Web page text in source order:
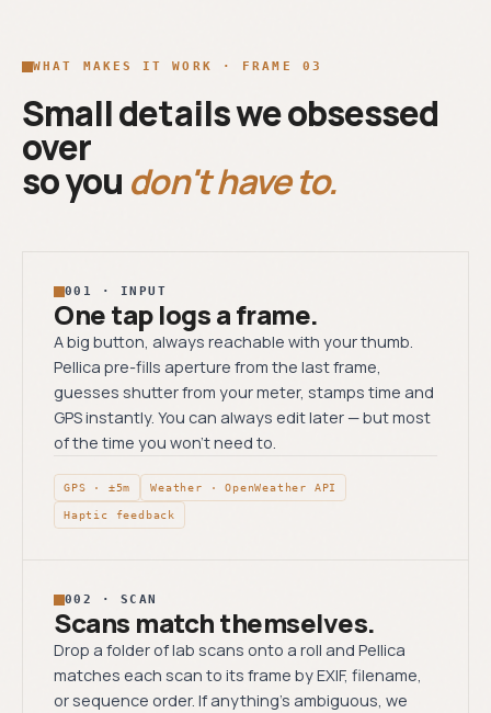
WHAT MAKES IT WORK · FRAME 03
Small details we obsessed
over
so you don't have to.
001 · INPUT
One tap logs a frame.
A big button, always reachable with your thumb.
Pellica pre-fills aperture from the last frame,
guesses shutter from your meter, stamps time and
GPS instantly. You can always edit later — but most
of the time you won’t need to.
GPS · ±5m Weather · OpenWeather API
Haptic feedback
002 · SCAN
Scans match themselves.
Drop a folder of lab scans onto a roll and Pellica
matches each scan to its frame by EXIF, filename,
or sequence order. If anything’s ambiguous, we